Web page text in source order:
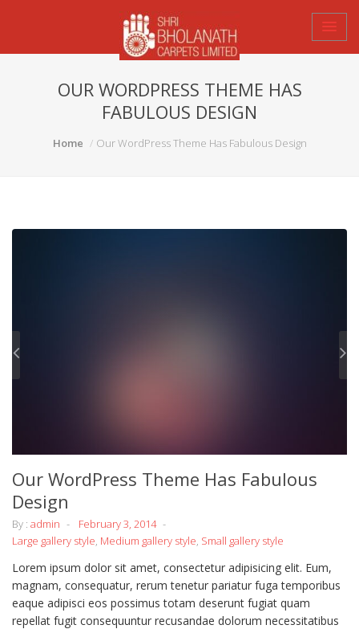
OUR WORDPRESS THEME HAS
FABULOUS DESIGN
Home Our WordPress Theme Has Fabulous Design
Our WordPress Theme Has Fabulous
Design
By : admin
February 3, 2014
Large gallery style Medium gallery style Small gallery style
Lorem ipsum dolor sit amet, consectetur adipisicing elit. Eum,
magnam, consequatur, rerum tenetur pariatur fuga temporibus
eaque adipisci eos possimus totam deserunt fugiat quam
repellat fugit consequuntur recusandae dolorum necessitatibus